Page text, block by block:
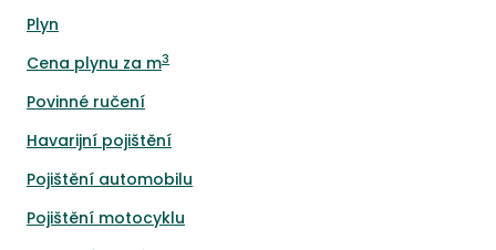
Plyn
Cena plynu za m3
Povinné ručení
Havarijní pojištění
Pojištění automobilu
Pojištění motocyklu